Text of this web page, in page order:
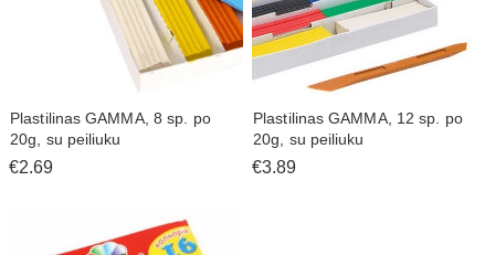
Plastilinas GAMMA, 8 sp. po
20g, su peiliuku
€2.69
Plastilinas GAMMA, 12 sp. po
20g, su peiliuku
€3.89